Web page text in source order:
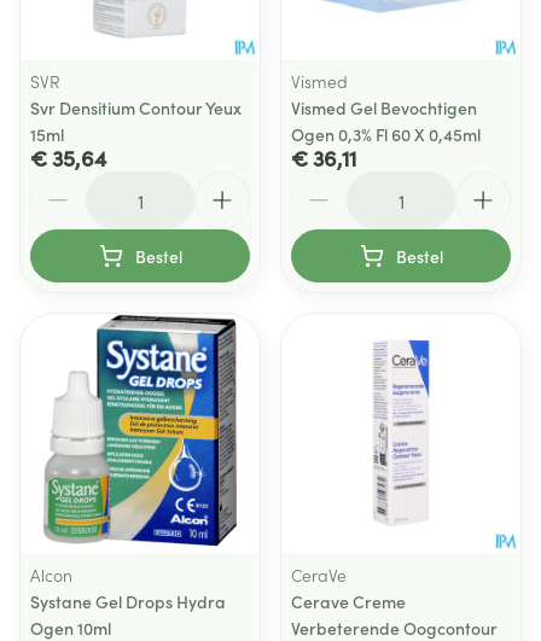
SVR
Svr Densitium Contour Yeux
15ml
€ 35,64
Bestel
Vismed
Vismed Gel Bevochtigen
Ogen 0,3% Fl 60 X 0,45ml
€ 36,11
Bestel
Alcon
Systane Gel Drops Hydra
Ogen 10ml
CeraVe
Cerave Creme
Verbeterende Oogcontour